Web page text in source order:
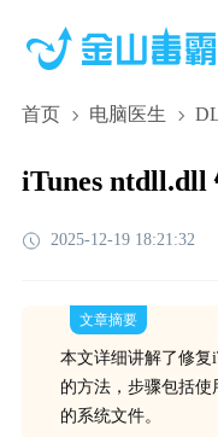
首页 电脑医生
iTunes ntdll.dll
2025-12-19 18:21:32
文章摘要
本文详细讲解了修复
的方法，步骤包括
的系统文件。